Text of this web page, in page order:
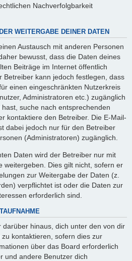
Nachverfolgbarkeit
WEITERGABE DEINER DATEN
Austausch mit anderen Personen
bewusst, dass die Daten deines
Beiträge im Internet öffentlich
Betreiber kann jedoch festlegen, dass
einen eingeschränkten Nutzerkreis
Administratoren etc.) zugänglich
suche nach entsprechenden
kontaktiere den Betreiber. Die E-Mail-
dabei jedoch nur für den Betreiber
(Administratoren) zugänglich.
Daten wird der Betreiber nur mit
weitergeben. Dies gilt nicht, sofern er
zur Weitergabe der Daten (z.
verpflichtet ist oder die Daten zur
erforderlich sind.
darüber hinaus, dich unter den von dir
kontaktieren, sofern dies zur
über das Board erforderlich
und andere Benutzer dich